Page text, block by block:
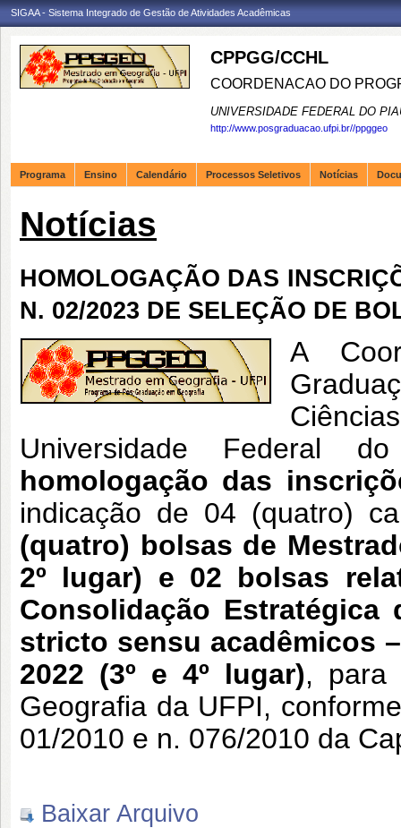
SIGAA - Sistema Integrado de Gestão de Atividades Acadêmicas
CPPGG/CCHL
COORDENACAO DO
UNIVERSIDADE FEDERAL DO
http://www.posgraduacao.ufpi.br//ppggeo
Programa Ensino Calendário Processos Seletivos Notícias
Notícias
HOMOLOGAÇÃO DAS
N. 02/2023 DE SELEÇÃO DE
A
Universidade Federal
homologação das
indicação de 04 (quatro)
(quatro) bolsas de
2º lugar) e 02 bolsas
Consolidação Estratégica
stricto sensu acadêmicos
2022 (3º e 4º lugar), para
Geografia da UFPI,
01/2010 e n. 076/2010 da
Baixar Arquivo